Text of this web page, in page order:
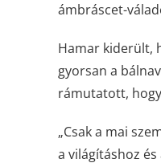
ámbráscet-
Hamar kiderült,
gyorsan a
rámutatott,
„Csak a mai
a világításhoz